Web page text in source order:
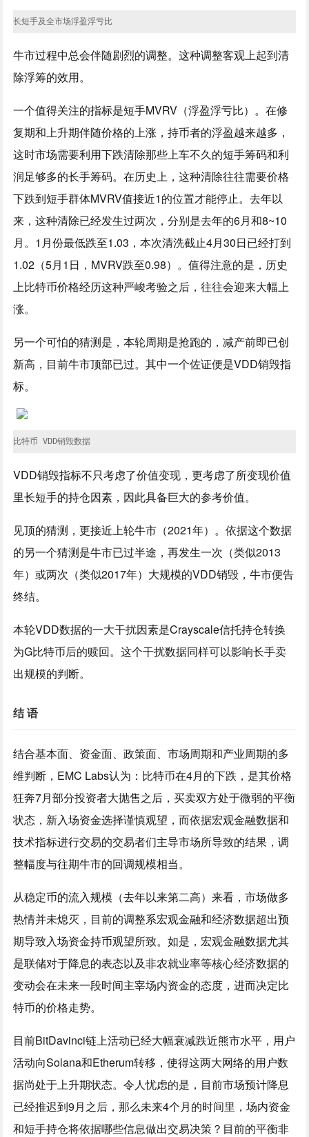
长短手及全市场浮盈浮亏比
牛市过程中总会伴随剧烈的调整。这种调整客观上起到清
除浮筹的效用。
一个值得关注的指标是短手MVRV（浮盈浮亏比）。在修
复期和上升期伴随价格的上涨，持币者的浮盈越来越多，
这时市场需要利用下跌清除那些上车不久的短手筹码和利
润足够多的长手筹码。在历史上，这种清除往往需要价格
下跌到短手群体MVRV值接近1的位置才能停止。去年以
来，这种清除已经发生过两次，分别是去年的6月和8~10
月。1月份最低跌至1.03，本次清洗截止4月30日已经打到
1.02（5月1日，MVRV跌至0.98）。值得注意的是，历史
上比特币价格经历这种严峻考验之后，往往会迎来大幅上
涨。
另一个可怕的猜测是，本轮周期是抢跑的，减产前即已创
新高，目前牛市顶部已过。其中一个佐证便是VDD销毁指
标。
比特币 VDD销毁数据
VDD销毁指标不只考虑了价值变现，更考虑了所变现价值
里长短手的持仓因素，因此具备巨大的参考价值。
见顶的猜测，更接近上轮牛市（2021年）。依据这个数据
的另一个猜测是牛市已过半途，再发生一次（类似2013
年）或两次（类似2017年）大规模的VDD销毁，牛市便告
终结。
本轮VDD数据的一大干扰因素是Crayscale信托持仓转换
为G比特币后的赎回。这个干扰数据同样可以影响长手卖
出规模的判断。
结 语
结合基本面、资金面、政策面、市场周期和产业周期的多
维判断，EMC Labs认为：比特币在4月的下跌，是其价格
狂奔7月部分投资者大抛售之后，买卖双方处于微弱的平衡
状态，新入场资金选择谨慎观望，而依据宏观金融数据和
技术指标进行交易的交易者们主导市场所导致的结果，调
整幅度与往期牛市的回调规模相当。
从稳定币的流入规模（去年以来第二高）来看，市场做多
热情并未熄灭，目前的调整系宏观金融和经济数据超出预
期导致入场资金持币观望所致。如是，宏观金融数据尤其
是联储对于降息的表态以及非农就业率等核心经济数据的
变动会在未来一段时间主宰场内资金的态度，进而决定比
特币的价格走势。
目前BitDavinci链上活动已经大幅衰减跌近熊市水平，用户
活动向Solana和Etherum转移，使得这两大网络的用户数
据尚处于上升期状态。令人忧虑的是，目前市场预计降息
已经推迟到9月之后，那么未来4个月的时间里，场内资金
和短手持仓将依据哪些信息做出交易决策？目前的平衡非